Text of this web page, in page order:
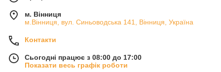
м. Вінниця
м.Вінниця, вул. Синьоводська 141, Вінниця, Україна
Контакти
Сьогодні працює з 08:00 до 17:00
Показати весь графік роботи